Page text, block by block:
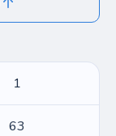
1
63